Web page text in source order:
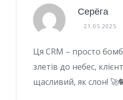
Серёга
21.05.2025
Ця CRM – просто
злетів до небес,
щасливий, як слон!